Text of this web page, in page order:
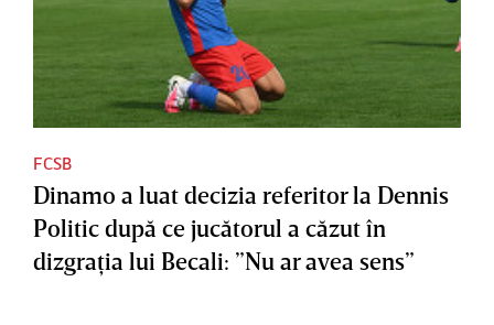
FCSB
Dinamo a luat decizia referitor la Dennis
Politic după ce jucătorul a căzut în
dizgraţia lui Becali: ”Nu ar avea sens”